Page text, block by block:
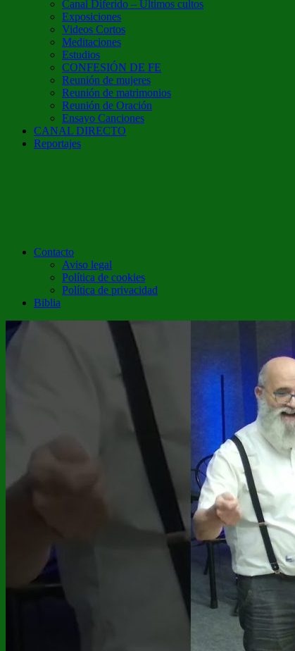
Canal Diferido – Últimos cultos
Exposiciones
Videos Cortos
Meditaciones
Estudios
CONFESIÓN DE FE
Reunión de mujeres
Reunión de matrimonios
Reunión de Oración
Ensayo Canciones
CANAL DIRECTO
Reportajes
Contacto
Aviso legal
Política de cookies
Política de privacidad
Biblia